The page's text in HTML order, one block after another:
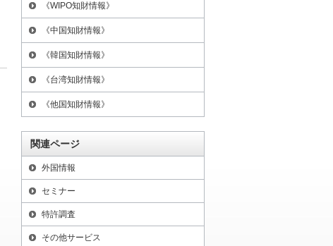
《WIPO知財情報》
《中国知財情報》
《韓国知財情報》
《台湾知財情報》
《他国知財情報》
関連ページ
外国情報
セミナー
特許調査
その他サービス